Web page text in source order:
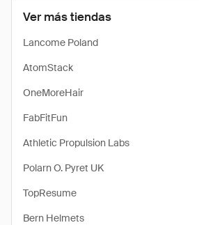
Ver más tiendas
Lancome Poland
AtomStack
OneMoreHair
FabFitFun
Athletic Propulsion Labs
Polarn O. Pyret UK
TopResume
Bern Helmets